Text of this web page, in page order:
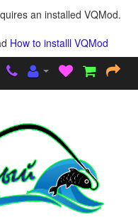
an installed VQMod.
How to installl VQMod